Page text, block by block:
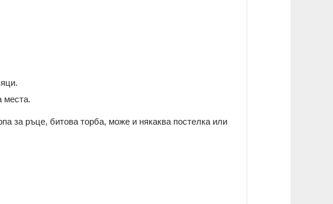
места.
за ръце, битова торба, може и някаква постелка или